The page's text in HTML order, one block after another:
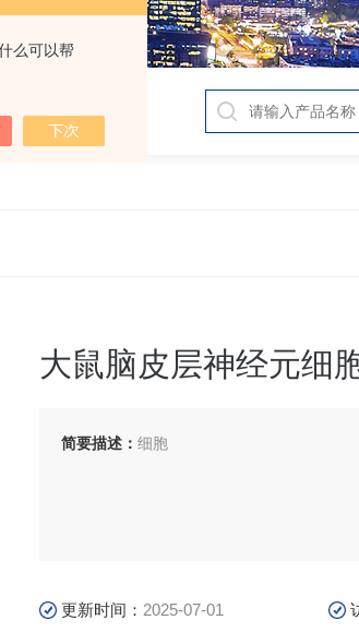
么可以帮
大鼠脑皮层神经元细
简要描述：细胞
更新时间： 2025-07-01